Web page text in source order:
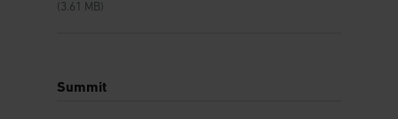
(3.61 MB)
Summit